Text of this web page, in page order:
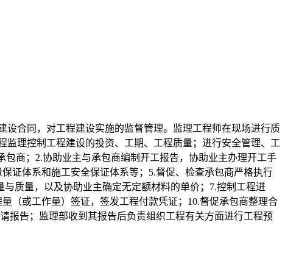
合同，对工程建设实施的监督管理。监理工程师在现场进行质
理控制工程建设的投资、工期、工程质量；进行安全管理、工
商；2.协助业主与承包商编制开工报告，协助业主办理开工手
证体系和施工安全保证体系等；5.督促、检查承包商严格执行
质量，以及协助业主确定无定额材料的单价；7.控制工程进
（或工作量）签证，签发工程付款凭证；10.督促承包商整理合
报告；监理部收到其报告后负责组织工程有关方面进行工程预